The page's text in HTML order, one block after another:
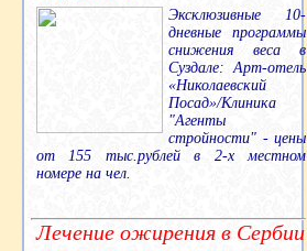
Эксклюзивные 10-
дневные программы
снижения веса в
Суздале: Арт-отель
«Николаевский
Посад»/Клиника
"Агенты
стройности" - цены
от 155 тыс.рублей в 2-х местном
номере на чел.
Лечение ожирения в Сербии